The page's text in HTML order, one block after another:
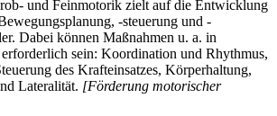
und Feinmotorik zielt auf die Entwicklung
-steuerung und -
Dabei können Maßnahmen u. a. in
sein: Koordination und Rhythmus,
des Krafteinsatzes, Körperhaltung,
Lateralität. [Förderung motorischer